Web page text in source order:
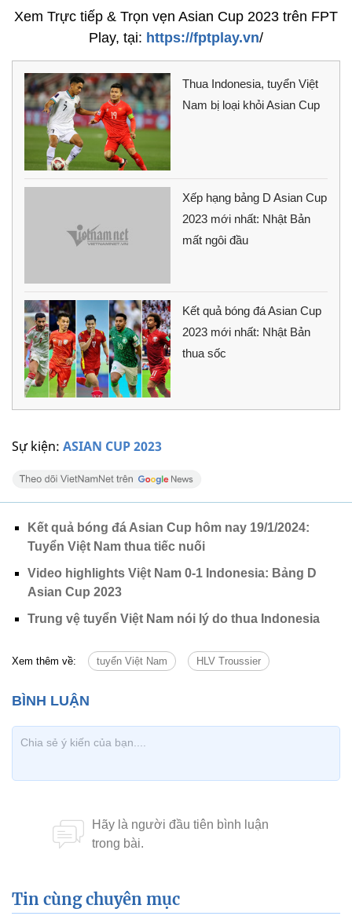
Sự kiện: ASIAN CUP 2023
Xem Trực tiếp & Trọn vẹn Asian Cup 2023 trên FPT
Play, tại: https://fptplay.vn/
Thua Indonesia, tuyển Việt
Nam bị loại khỏi Asian Cup
Xếp hạng bảng D Asian Cup
2023 mới nhất: Nhật Bản
mất ngôi đầu
Kết quả bóng đá Asian Cup
2023 mới nhất: Nhật Bản
thua sốc
Kết quả bóng đá Asian Cup hôm nay 19/1/2024:
Tuyển Việt Nam thua tiếc nuối
Video highlights Việt Nam 0-1 Indonesia: Bảng D
Asian Cup 2023
Trung vệ tuyển Việt Nam nói lý do thua Indonesia
Xem thêm về: tuyển Việt Nam HLV Troussier
Tin cùng chuyên mục